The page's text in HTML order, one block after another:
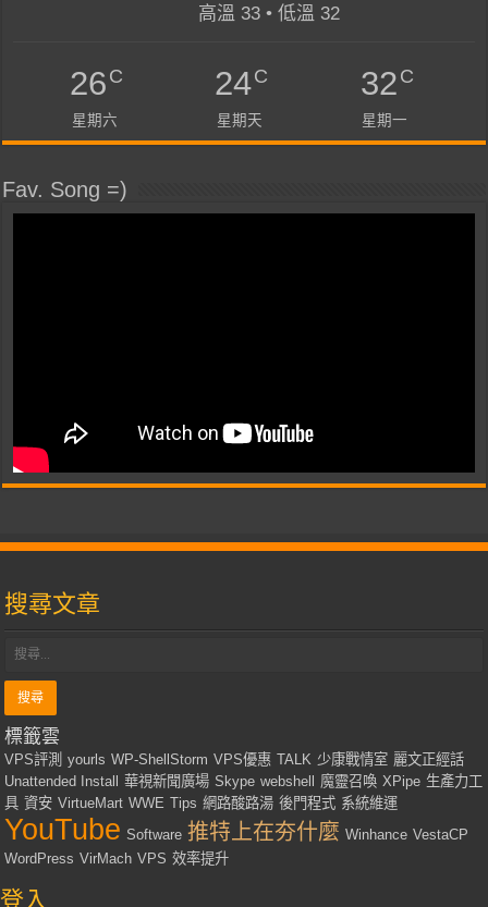
高溫 33 • 低溫 32
26C
星期六
24C
星期天
32C
星期一
Fav. Song =)
搜尋文章
標籤雲
VPS評測 yourls WP-ShellStorm VPS優惠 TALK 少康戰情室 麗文正經話
Unattended Install
華視新聞廣場 Skype webshell 魔靈召喚 XPipe 生產力工
具 資安 VirtueMart WWE Tips 網路酸路湯 後門程式 系統維運
YouTube Software 推特上在夯什麼 Winhance VestaCP
WordPress VirMach VPS 效率提升
登入